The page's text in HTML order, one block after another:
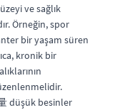
ve sağlık
Örneğin, spor
bir yaşam süren
kronik bir
düşük besinler